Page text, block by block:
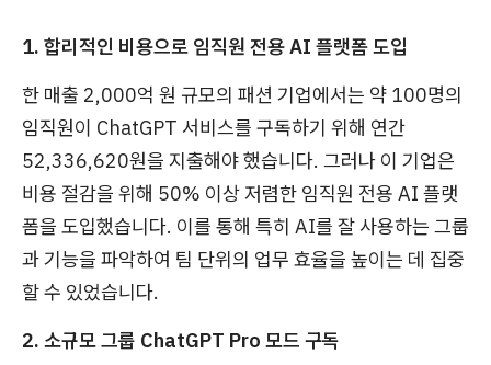
1. 합리적인 비용으로 임직원 전용 AI 플랫폼 도입
한 매출 2,000억 원 규모의 패션 기업에서는 약 100명의
임직원이 ChatGPT 서비스를 구독하기 위해 연간
52,336,620원을 지출해야 했습니다. 그러나 이 기업은
비용 절감을 위해 50% 이상 저렴한 임직원 전용 AI 플랫
폼을 도입했습니다. 이를 통해 특히 AI를 잘 사용하는 그룹
과 기능을 파악하여 팀 단위의 업무 효율을 높이는 데 집중
할 수 있었습니다.
2. 소규모 그룹 ChatGPT Pro 모드 구독